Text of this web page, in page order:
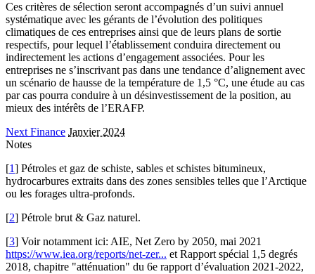
Ces critères de sélection seront accompagnés d’un suivi annuel
systématique avec les gérants de l’évolution des politiques
climatiques de ces entreprises ainsi que de leurs plans de sortie
respectifs, pour lequel l’établissement conduira directement ou
indirectement les actions d’engagement associées. Pour les
entreprises ne s’inscrivant pas dans une tendance d’alignement avec
un scénario de hausse de la température de 1,5 °C, une étude au cas
par cas pourra conduire à un désinvestissement de la position, au
mieux des intérêts de l’ERAFP.
Next Finance Janvier 2024
Notes
[1] Pétroles et gaz de schiste, sables et schistes bitumineux,
hydrocarbures extraits dans des zones sensibles telles que l’Arctique
ou les forages ultra-profonds.
[2] Pétrole brut & Gaz naturel.
[3] Voir notamment ici: AIE, Net Zero by 2050, mai 2021
https://www.iea.org/reports/net-zer... et Rapport spécial 1,5 degrés
2018, chapitre "atténuation" du 6e rapport d’évaluation 2021-2022,